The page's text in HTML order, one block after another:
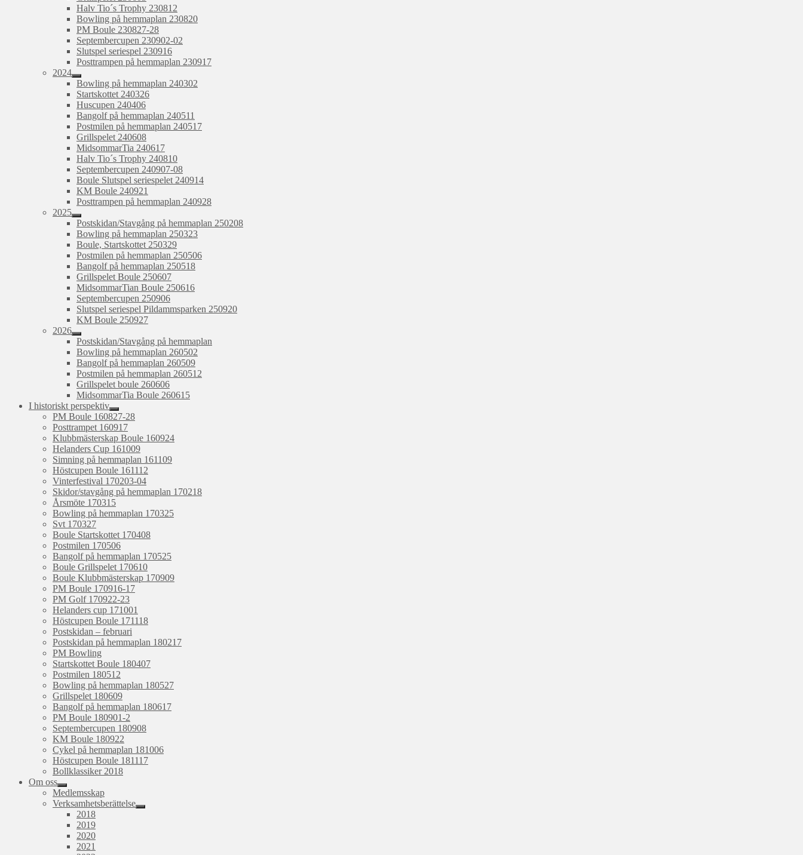
Halv Tio´s Trophy 230812
Bowling på hemmaplan 230820
PM Boule 230827-28
Septembercupen 230902-02
Slutspel seriespel 230916
Posttrampen på hemmaplan 230917
2024
expandera
undermeny
Bowling på hemmaplan 240302
Startskottet 240326
Huscupen 240406
Bangolf på hemmaplan 240511
Postmilen på hemmaplan 240517
Grillspelet 240608
MidsommarTia 240617
Halv Tio´s Trophy 240810
Septembercupen 240907-08
Boule Slutspel seriespelet 240914
KM Boule 240921
Posttrampen på hemmaplan 240928
2025
expandera
undermeny
Postskidan/Stavgång på hemmaplan 250208
Bowling på hemmaplan 250323
Boule, Startskottet 250329
Postmilen på hemmaplan 250506
Bangolf på hemmaplan 250518
Grillspelet Boule 250607
MidsommarTian Boule 250616
Septembercupen 250906
Slutspel seriespel Pildammsparken 250920
KM Boule 250927
2026
expandera
undermeny
Postskidan/Stavgång på hemmaplan
Bowling på hemmaplan 260502
Bangolf på hemmaplan 260509
Postmilen på hemmaplan 260512
Grillspelet boule 260606
MidsommarTia Boule 260615
I historiskt perspektiv
expandera
undermeny
PM Boule 160827-28
Posttrampet 160917
Klubbmästerskap Boule 160924
Helanders Cup 161009
Simning på hemmaplan 161109
Höstcupen Boule 161112
Vinterfestival 170203-04
Skidor/stavgång på hemmaplan 170218
Årsmöte 170315
Bowling på hemmaplan 170325
Svt 170327
Boule Startskottet 170408
Postmilen 170506
Bangolf på hemmaplan 170525
Boule Grillspelet 170610
Boule Klubbmästerskap 170909
PM Boule 170916-17
PM Golf 170922-23
Helanders cup 171001
Höstcupen Boule 171118
Postskidan – februari
Postskidan på hemmaplan 180217
PM Bowling
Startskottet Boule 180407
Postmilen 180512
Bowling på hemmaplan 180527
Grillspelet 180609
Bangolf på hemmaplan 180617
PM Boule 180901-2
Septembercupen 180908
KM Boule 180922
Cykel på hemmaplan 181006
Höstcupen Boule 181117
Bollklassiker 2018
Om oss
expandera
undermeny
Medlemsskap
Verksamhetsberättelse
expandera
2018
2019
2020
2021